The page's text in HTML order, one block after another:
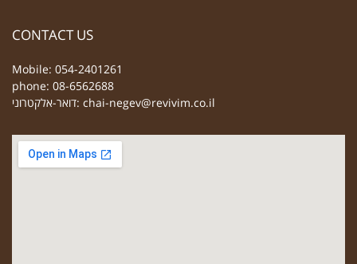
CONTACT US
Mobile: 054-2401261
phone: 08-6562688
דואר-אלקטרוני: chai-negev@revivim.co.il